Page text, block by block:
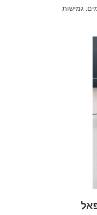
גמישות